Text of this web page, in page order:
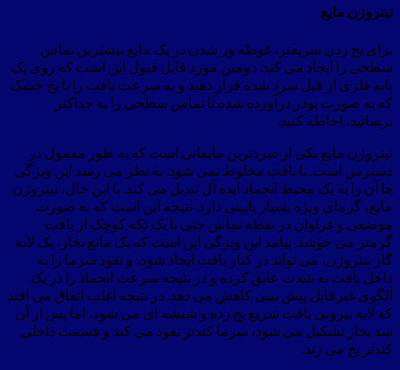
نیتروژن مایع
برای یخ زدن سریعتر، غوطه ور شدن در یک مایع بیشترین تماس
سطحی را ایجاد می کند. دومین مورد قابل قبول این است که روی یک
پایه فلزی از قبل سرد شده قرار دهید و به سرعت بافت را با یخ خشک
که به صورت پودر درآورده شده تا تماس سطحی را به حداکثر
برسانید، احاطه کنید.
نیتروژن مایع یکی از سردترین مایعاتی است که به طور معمول در
دسترس است. با بافت مخلوط نمی شود. به نظر می رسد این ویژگی
ها آن را به یک محیط انجماد ایده آل تبدیل می کند. با این حال، نیتروژن
مایع، گرمای ویژه بسیار پایینی دارد. نتیجه این است که به صورت
موضعی و فراوان در نقطه تماس حتی با یک تکه کوچک از بافت
گرمتر می جوشد. پیامد این ویژگی این است که یک مانع بخار، یک لایه
گاز نیتروژن، می تواند در کنار بافت ایجاد شود، و نفوذ سرما را به
داخل بافت به شدت عایق کرده و در نتیجه سرعت انجماد را در یک
الگوی غیرقابل پیش بینی کاهش می دهد. در نتیجه اغلب اتفاق می افتد
که لایه بیرونی بافت سریع یخ زده و شیشه ای می شود، اما پس از آن
سد بخار تشکیل می شود، سرما کندتر نفوذ می کند و قسمت داخلی
کندتر یخ می زند.